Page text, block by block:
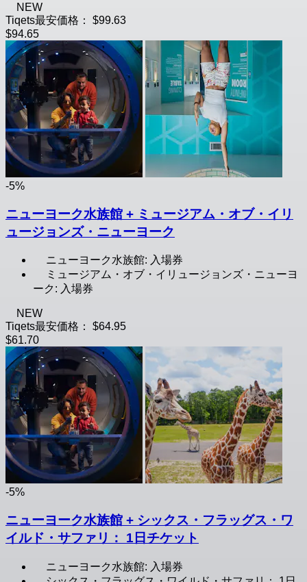
NEW
Tiqets最安価格：
$99.63
$94.65
-5%
ニューヨーク水族館 + ミュージアム・オブ・イリ
ュージョンズ・ニューヨーク
ニューヨーク水族館: 入場券
ミュージアム・オブ・イリュージョンズ・ニューヨ
ーク: 入場券
NEW
Tiqets最安価格：
$64.95
$61.70
-5%
ニューヨーク水族館 + シックス・フラッグス・ワ
イルド・サファリ： 1日チケット
ニューヨーク水族館: 入場券